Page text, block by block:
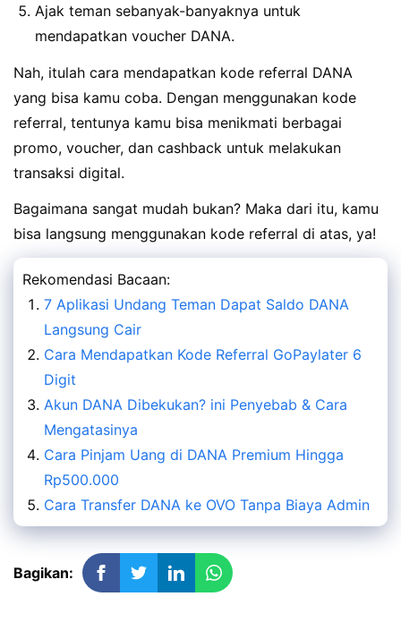
Ajak teman sebanyak-banyaknya untuk
mendapatkan voucher DANA.
Nah, itulah cara mendapatkan kode referral DANA
yang bisa kamu coba. Dengan menggunakan kode
referral, tentunya kamu bisa menikmati berbagai
promo, voucher, dan cashback untuk melakukan
transaksi digital.
Bagaimana sangat mudah bukan? Maka dari itu, kamu
bisa langsung menggunakan kode referral di atas, ya!
Rekomendasi Bacaan:
7 Aplikasi Undang Teman Dapat Saldo DANA
Langsung Cair
Cara Mendapatkan Kode Referral GoPaylater 6
Digit
Akun DANA Dibekukan? ini Penyebab & Cara
Mengatasinya
Cara Pinjam Uang di DANA Premium Hingga
Rp500.000
Cara Transfer DANA ke OVO Tanpa Biaya Admin
Bagikan: